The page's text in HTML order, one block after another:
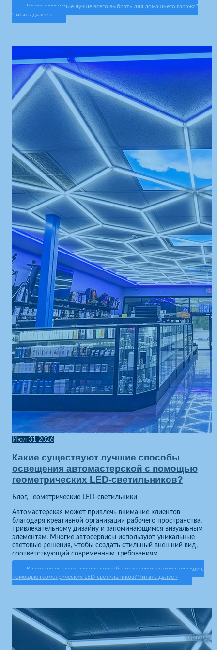
Какое освещение лучше всего выбрать для домашнего гаража?
Читать далее »
Июл 31 2026
Какие существуют лучшие способы
освещения автомастерской с помощью
геометрических LED-светильников?
Блог, Геометрические LED-светильники
Автомастерская может привлечь внимание клиентов
благодаря креативной организации рабочего пространства,
привлекательному дизайну и запоминающимся визуальным
элементам. Многие автосервисы используют уникальные
световые решения, чтобы создать стильный внешний вид,
соответствующий современным требованиям
Какие существуют лучшие способы освещения автомастерской с
помощью геометрических LED-светильников?Читать далее »